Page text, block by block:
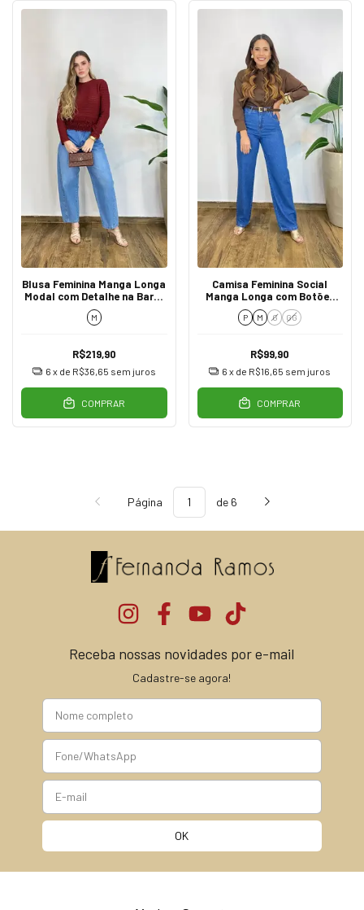
Blusa Feminina Manga Longa
Modal com Detalhe na Barra
Marsala
M
R$219,90
6 x de R$36,65 sem juros
COMPRAR
Camisa Feminina Social
Manga Longa com Botões
LF74032 Marrom
P M G GG
R$99,90
6 x de R$16,65 sem juros
COMPRAR
Página de 6
Receba nossas novidades por e-mail
Cadastre-se agora!